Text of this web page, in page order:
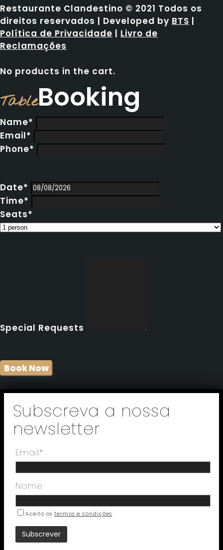
Restaurante Clandestino © 2021 Todos os
direitos reservados | Developed by BTS |
Política de Privacidade | Livro de
Reclamações
No products in the cart.
TableBooking
Name*
Email*
Phone*
Date*
Time*
Seats*
Special Requests
Subscreva a nossa
newsletter
Email*
Nome
Aceito os termos e condições